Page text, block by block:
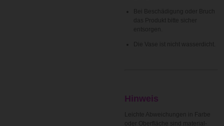
Bei Beschädigung oder Bruch
das Produkt bitte sicher
entsorgen.
Die Vase ist nicht wasserdicht.
Hinweis
Leichte Abweichungen in Farbe
oder Oberfläche sind material-